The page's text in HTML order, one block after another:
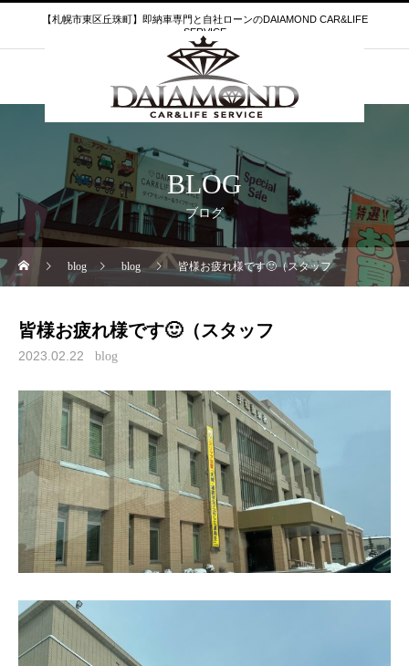
【札幌市東区丘珠町】即納車専門と自社ローンのDAIAMOND CAR&LIFE
SERVICE
BLOG
ブログ
blog blog 皆様お疲れ様です🙂（スタッフ
皆様お疲れ様です🙂（スタッフ
2023.02.22 blog